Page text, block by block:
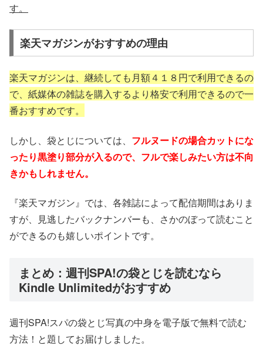
す。
楽天マガジンがおすすめの理由
楽天マガジンは、継続しても月額４１８円で利用できるの
で、紙媒体の雑誌を購入するより格安で利用できるので一
番おすすめです。
しかし、袋とじについては、 フルヌードの場合カットにな
ったり黒塗り部分が入るので、フルで楽しみたい方は不向
きかもしれません。
『楽天マガジン』では、各雑誌によって配信期間はありま
すが、見逃したバックナンバーも、さかのぼって読むこと
ができるのも嬉しいポイントです。
まとめ：週刊SPA!の袋とじを読むなら
Kindle Unlimitedがおすすめ
週刊SPA!スパの袋とじ写真の中身を電子版で無料で読む
方法！と題してお届けしました。